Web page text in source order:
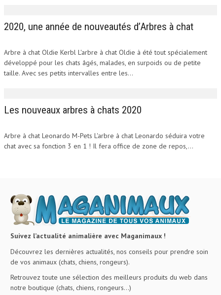
2020, une année de nouveautés d’Arbres à chat
Arbre à chat Oldie Kerbl L'arbre à chat Oldie à été tout spécialement
développé pour les chats âgés, malades, en surpoids ou de petite
taille. Avec ses petits intervalles entre les...
Les nouveaux arbres à chats 2020
Arbre à chat Leonardo M-Pets L'arbre à chat Leonardo séduira votre
chat avec sa fonction 3 en 1 ! Il fera office de zone de repos,...
Suivez l’actualité animalière avec Maganimaux !
Découvrez les dernières actualités, nos conseils pour prendre soin
de vos animaux (chats, chiens, rongeurs).
Retrouvez toute une sélection des meilleurs produits du web dans
notre boutique (chats, chiens, rongeurs…)